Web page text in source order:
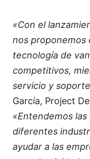
«Con el
nos proponemos
tecnología de
competitivos,
servicio y
García, Project
«Entendemos
diferentes
ayudar a las